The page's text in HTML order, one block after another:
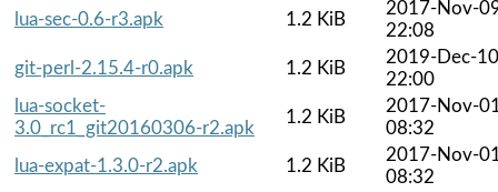
lua-sec-0.6-r3.apk
1.2 KiB
2017-Nov-
22:08
git-perl-2.15.4-r0.apk
1.2 KiB
2019-Dec-10
22:00
lua-socket-
3.0_rc1_git20160306-r2.apk
1.2 KiB
2017-Nov-
08:32
lua-expat-1.3.0-r2.apk
1.2 KiB
2017-Nov-
08:32